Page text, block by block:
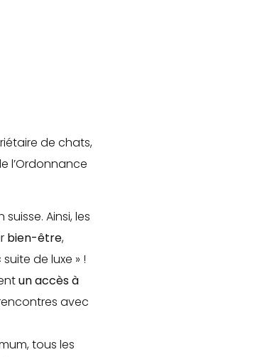
de chats,
l’Ordonnance
Ainsi, les
bien-être,
de luxe » !
un accès à
avec
tous les